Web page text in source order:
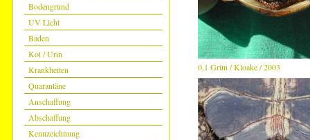
Bodengrund
UV Licht
Baden
Kot / Urin
Krankheiten
Quarantäne
Anschaffung
Abschaffung
Kennzeichnung
0,1 Grün / Kloake / 2003